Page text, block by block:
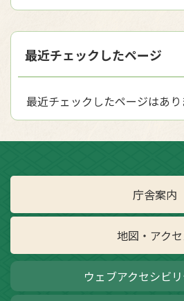
最近チェックしたページ
最近チェックしたページはあり
庁舎案内
地図・アク
ウェブアクセシビ